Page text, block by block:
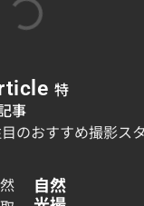
特
事
自然